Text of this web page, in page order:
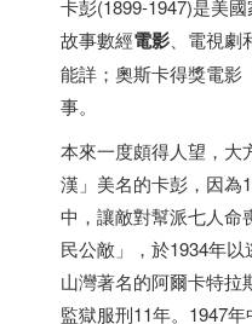
卡彭(1899-1947)是美
故事數經電影 、電視
能詳；奧斯卡得獎電影
事。
本來一度頗得人望，大
漢」美名的卡彭，因為
中，讓敵對幫派七人命
民公敵」，於1934年
山灣著名的阿爾卡特拉
監獄服刑11年。1947